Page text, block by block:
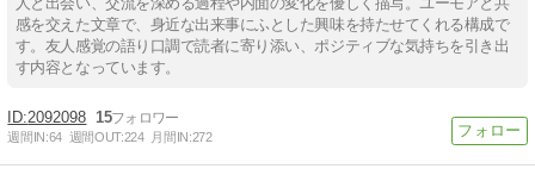
感を交えた文章で、身近な出来事にふとした興味を持たせてくれる構成で
す。友人感覚の語り口調で読者に寄り添い、ポジティブな気持ちを引き出
す内容となっています。
2092098 15
週間IN:64 週間OUT:224 月間IN:272